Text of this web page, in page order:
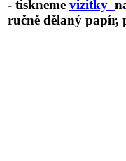
- tiskneme vizitky
ručně dělaný papír,